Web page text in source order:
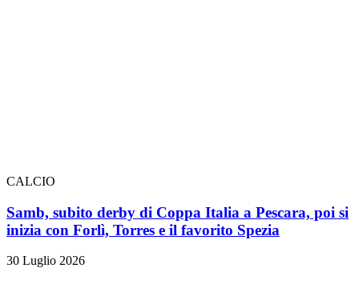
CALCIO
Samb, subito derby di Coppa Italia a Pescara, poi si
inizia con Forlì, Torres e il favorito Spezia
30 Luglio 2026